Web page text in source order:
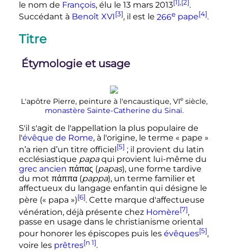
le nom de François, élu le 13 mars 2013[1],[2].
Succédant à Benoît XVI[3], il est le 266e pape[4].
Titre
Étymologie et usage
L'apôtre Pierre, peinture à l'encaustique, VIe siècle,
monastère Sainte-Catherine du Sinaï.
S'il s'agit de l'appellation la plus populaire de
l'évêque de Rome, à l'origine, le terme « pape »
n’a rien d’un titre officiel [5] ; il provient du latin
ecclésiastique papaqui provient lui-même du
grec ancien πάπας (papas), une forme tardive
du mot πάππα(pappa), un terme familier et
affectueux du langage enfantin qui désigne le
père (« papa »)[6]. Cette marque d'affectueuse
vénération, déjà présente chez Homère[7],
passe en usage dans le christianisme oriental
pour honorer les épiscopes puis les évêques[5],
voire les prêtres[n 1].